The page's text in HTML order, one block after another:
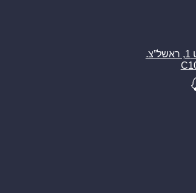
רח’ אברהם בומה שביט 1, ראשל”צ.